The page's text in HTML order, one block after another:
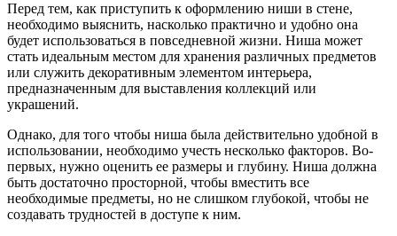
Перед тем, как приступить к оформлению ниши в стене,
необходимо выяснить, насколько практично и удобно она
будет использоваться в повседневной жизни. Ниша может
стать идеальным местом для хранения различных предметов
или служить декоративным элементом интерьера,
предназначенным для выставления коллекций или
украшений.
Однако, для того чтобы ниша была действительно удобной в
использовании, необходимо учесть несколько факторов. Во-
первых, нужно оценить ее размеры и глубину. Ниша должна
быть достаточно просторной, чтобы вместить все
необходимые предметы, но не слишком глубокой, чтобы не
создавать трудностей в доступе к ним.